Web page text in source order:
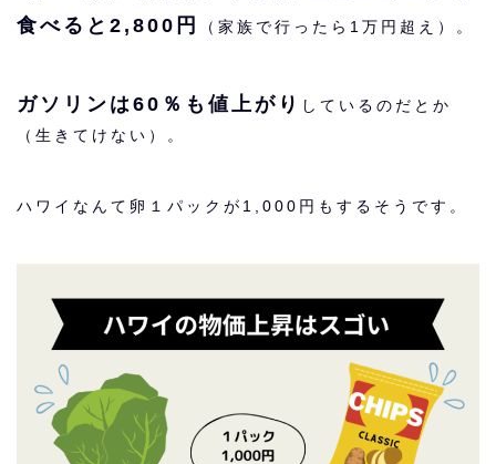
食べると2,800円
（家族で行ったら1万円超え）。
ガソリンは60％も値上がり しているのだとか
（生きてけない）。
ハワイなんて卵１パックが1,000円もするそうです。